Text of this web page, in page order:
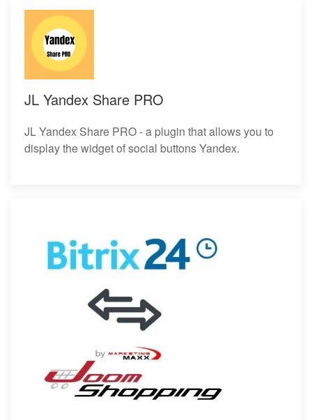
JL Yandex Share PRO
JL Yandex Share PRO - a plugin that allows you to
display the widget of social buttons Yandex.